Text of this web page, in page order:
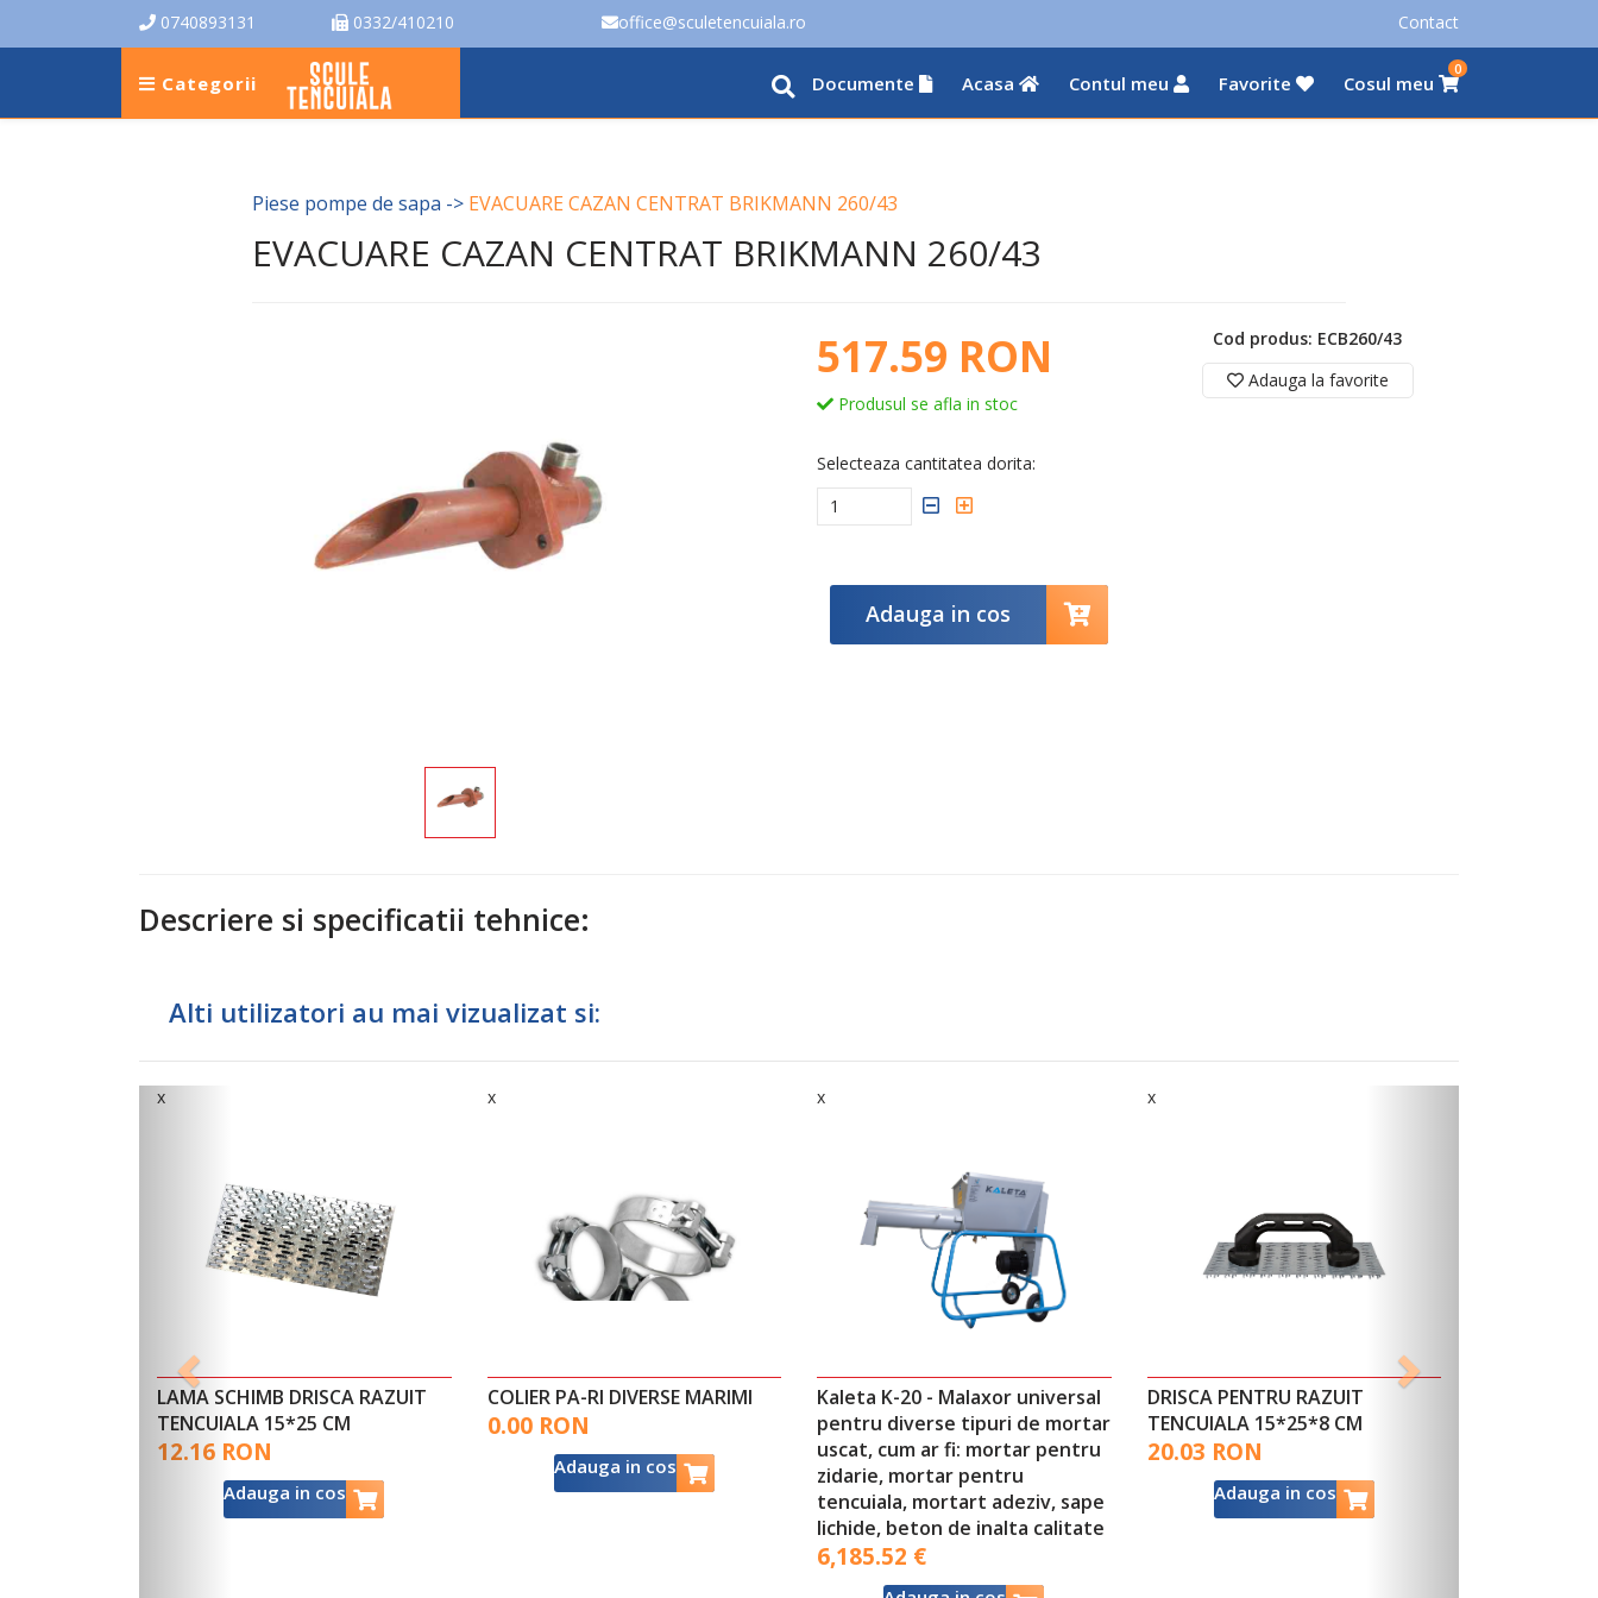
0740893131 0332/410210 office@sculetencuiala.ro Contact
Categorii Cosul meu
0
Favorite
Contul meu
Acasa
Documente
Piese pompe de sapa -> EVACUARE CAZAN CENTRAT BRIKMANN 260/43
EVACUARE CAZAN CENTRAT BRIKMANN 260/43
517.59 RON
Produsul se afla in stoc
Cod produs: ECB260/43
Adauga la favorite
Selecteaza cantitatea dorita:
Adauga in cos
Descriere si specificatii tehnice:
Alti utilizatori au mai vizualizat si:
x
LAMA SCHIMB DRISCA RAZUIT
TENCUIALA 15*25 CM
12.16 RON
Adauga in cos
x
COLIER PA-RI DIVERSE MARIMI
0.00 RON
Adauga in cos
x
Kaleta K-20 - Malaxor universal
pentru diverse tipuri de mortar
uscat, cum ar fi: mortar pentru
zidarie, mortar pentru
tencuiala, mortart adeziv, sape
lichide, beton de inalta calitate
6,185.52 €
x
DRISCA PENTRU RAZUIT
TENCUIALA 15*25*8 CM
20.03 RON
Adauga in cos